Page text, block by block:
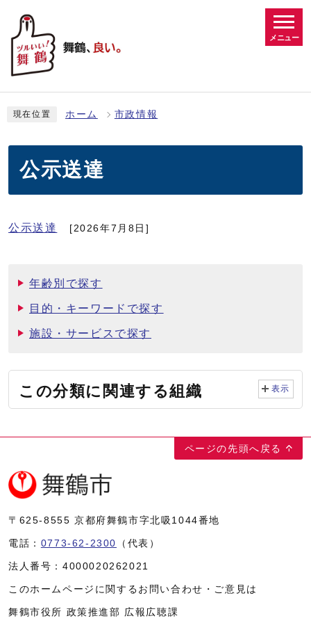
メニュー
現在位置 ホーム 市政情報
公示送達
公示送達 [2026年7月8日]
年齢別で探す
目的・キーワードで探す
施設・サービスで探す
この分類に関連する組織 表示
ページの先頭へ戻る
〒625-8555 京都府舞鶴市字北吸1044番地
電話： 0773-62-2300 （代表）
法人番号： 4000020262021
このホームページに関するお問い合わせ・ご意見は
舞鶴市役所 政策推進部 広報広聴課